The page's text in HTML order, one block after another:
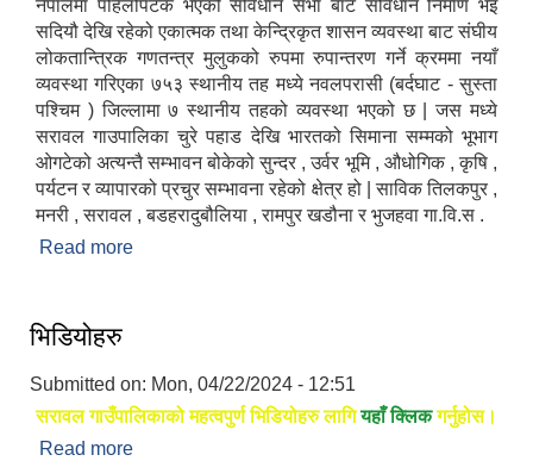
नेपालमा पहिलोपटक भएको संविधान सभा बाट संविधान निर्माण भइ
सदियौ देखि रहेको एकात्मक तथा केन्द्रिकृत शासन व्यवस्था बाट संघीय
लोकतान्त्रिक गणतन्त्र मुलुकको रुपमा रुपान्तरण गर्ने क्रममा नयाँ
व्यवस्था गरिएका ७५३ स्थानीय तह मध्ये नवलपरासी (बर्दघाट - सुस्ता
पश्चिम ) जिल्लामा ७ स्थानीय तहको व्यवस्था भएको छ | जस मध्ये
सरावल गाउपालिका चुरे पहाड देखि भारतको सिमाना सम्मको भूभाग
ओगटेको अत्यन्तै सम्भावन बोकेको सुन्दर , उर्वर भूमि , औधोगिक , कृषि ,
पर्यटन र व्यापारको प्रचुर सम्भावना रहेको क्षेत्र हो | साविक तिलकपुर ,
मनरी , सरावल , बडहरादुबौलिया , रामपुर खडौना र भुजहवा गा.वि.स .
Read more
भिडियोहरु
Submitted on: Mon, 04/22/2024 - 12:51
सरावल गाउँपालिकाको महत्वपुर्ण भिडियोहरु लागि यहाँ क्लिक गर्नुहोस।
Read more